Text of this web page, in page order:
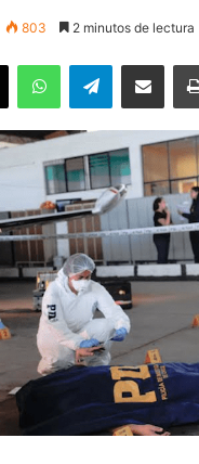
803 2 minutos de lectura
X WhatsAppTelegramEnviar vía email